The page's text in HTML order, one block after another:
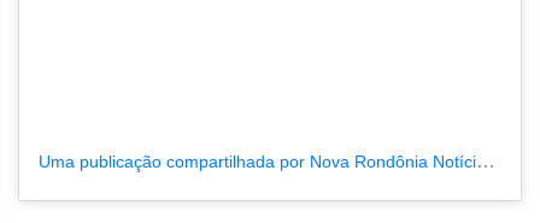
Uma publicação compartilhada por Nova Rondônia Notícias (@novarondonia)